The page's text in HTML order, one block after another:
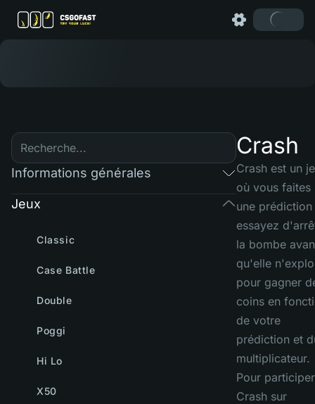
Informations générales
Jeux
Classic
Case Battle
Double
Poggi
Hi Lo
X50
Crash
Crash est un
où vous faites
une prédiction
essayez
la bombe
qu'elle
pour gagner
coins en
de votre
prédiction et
multiplicateur.
Pour
Crash sur